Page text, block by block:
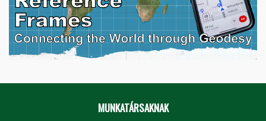
MUNKATÁRSAKNAK